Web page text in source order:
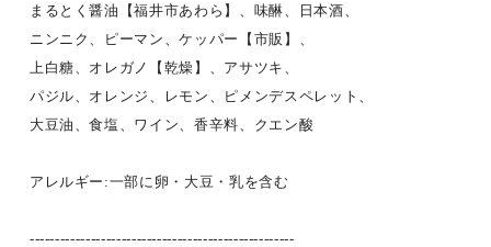
まるとく醤油【福井市あわら】、味醂、日本酒、
ニンニク、ピーマン、ケッパー【市販】、
上白糖、オレガノ【乾燥】、アサツキ、
パジル、オレンジ、レモン、ピメンデスペレット、
大豆油、食塩、ワイン、香辛料、クエン酸
アレルギー:一部に卵・大豆・乳を含む
----------------------------------------------------